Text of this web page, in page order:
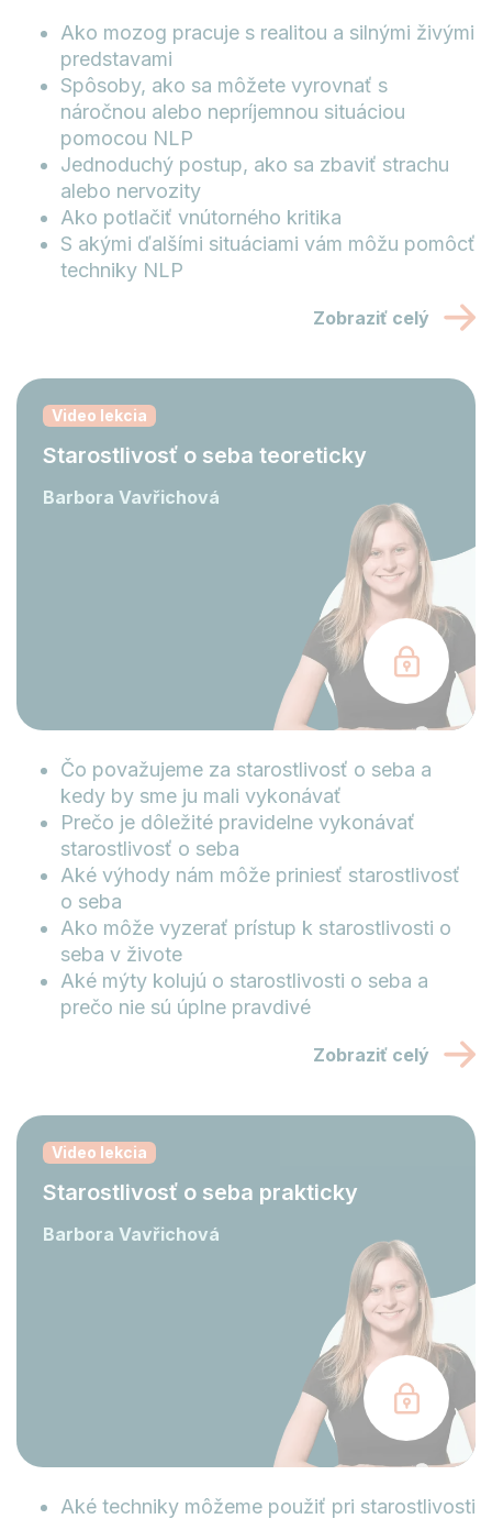
Ako mozog pracuje s realitou a silnými živými
predstavami
Spôsoby, ako sa môžete vyrovnať s
náročnou alebo nepríjemnou situáciou
pomocou NLP
Jednoduchý postup, ako sa zbaviť strachu
alebo nervozity
Ako potlačiť vnútorného kritika
S akými ďalšími situáciami vám môžu pomôcť
techniky NLP
Zobraziť celý
Video lekcia
Starostlivosť o seba teoreticky
Barbora Vavřichová
Čo považujeme za starostlivosť o seba a
kedy by sme ju mali vykonávať
Prečo je dôležité pravidelne vykonávať
starostlivosť o seba
Aké výhody nám môže priniesť starostlivosť
o seba
Ako môže vyzerať prístup k starostlivosti o
seba v živote
Aké mýty kolujú o starostlivosti o seba a
prečo nie sú úplne pravdivé
Zobraziť celý
Video lekcia
Starostlivosť o seba prakticky
Barbora Vavřichová
Aké techniky môžeme použiť pri starostlivosti